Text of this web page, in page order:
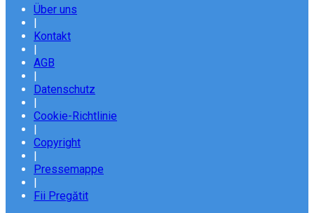
Über uns
Kontakt
AGB
Datenschutz
Cookie-Richtlinie
Copyright
Pressemappe
Fii Pregătit